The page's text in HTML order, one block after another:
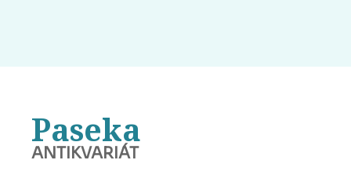
Paseka
ANTIKVARIÁT